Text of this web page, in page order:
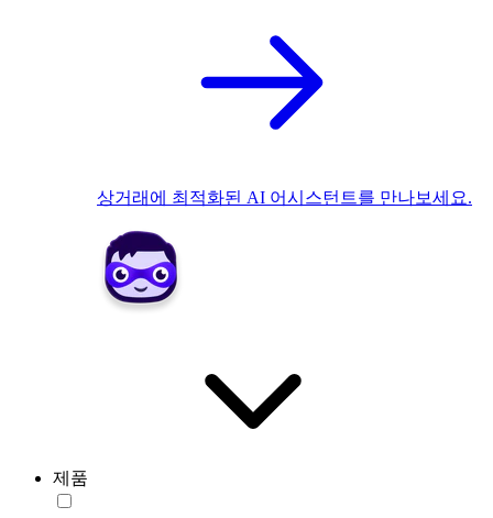
상거래에 최적화된 AI 어시스턴트를 만나보세요.
제품